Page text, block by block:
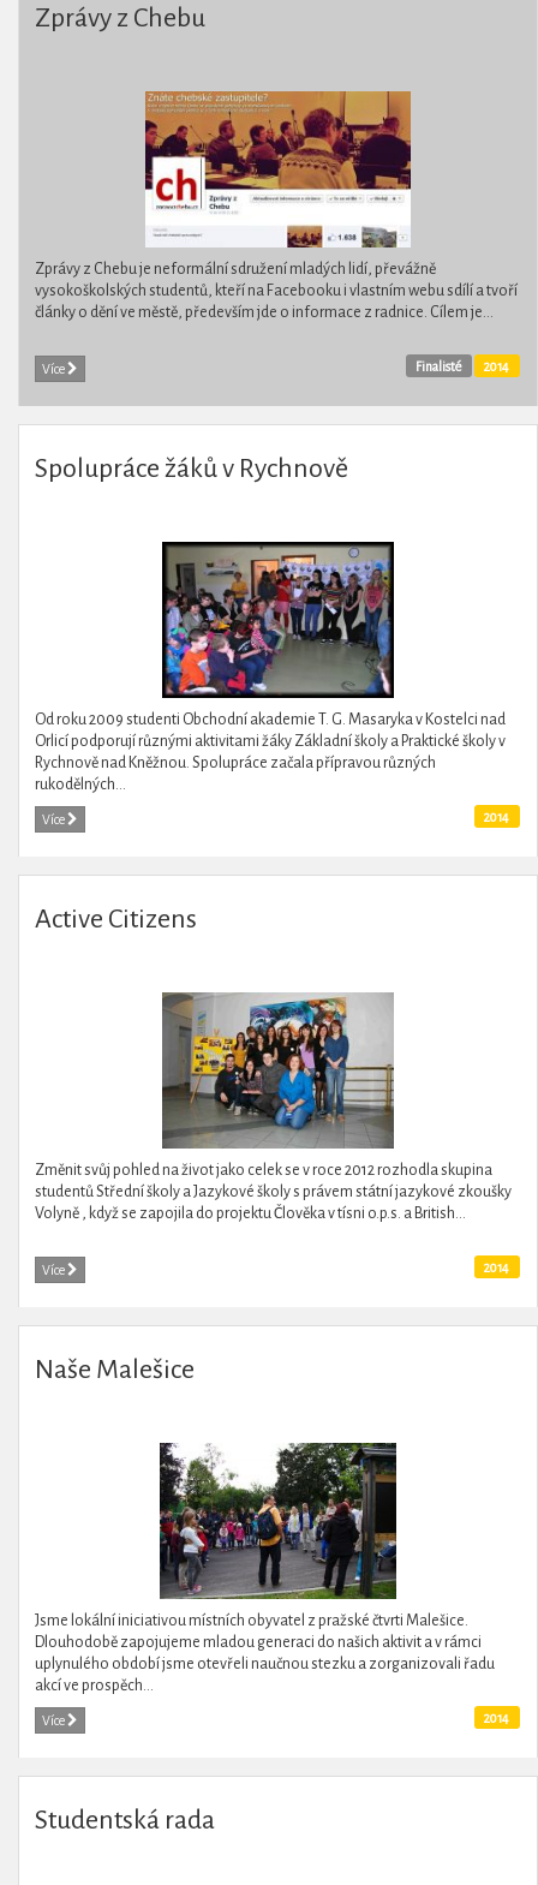
Zprávy z Chebu
Zprávy z Chebu je neformální sdružení mladých lidí, převážně
vysokoškolských studentů, kteří na Facebooku i vlastním webu sdílí a tvoří
články o dění ve městě, především jde o informace z radnice. Cílem je...
Více 2014
Finalisté
Spolupráce žáků v Rychnově
Od roku 2009 studenti Obchodní akademie T. G. Masaryka v Kostelci nad
Orlicí podporují různými aktivitami žáky Základní školy a Praktické školy v
Rychnově nad Kněžnou. Spolupráce začala přípravou různých
rukodělných...
Více 2014
Active Citizens
Změnit svůj pohled na život jako celek se v roce 2012 rozhodla skupina
studentů Střední školy a Jazykové školy s právem státní jazykové zkoušky
Volyně , když se zapojila do projektu Člověka v tísni o.p.s. a British...
Více 2014
Naše Malešice
Jsme lokální iniciativou místních obyvatel z pražské čtvrti Malešice.
Dlouhodobě zapojujeme mladou generaci do našich aktivit a v rámci
uplynulého období jsme otevřeli naučnou stezku a zorganizovali řadu
akcí ve prospěch...
Více 2014
Studentská rada